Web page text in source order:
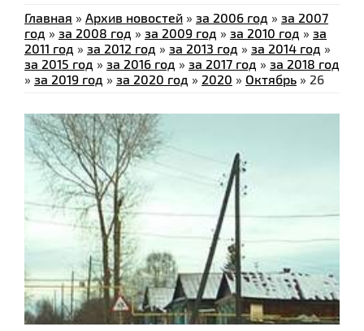
Главная » Архив новостей » за 2006 год » за 2007
год » за 2008 год » за 2009 год » за 2010 год » за
2011 год » за 2012 год » за 2013 год » за 2014 год »
за 2015 год » за 2016 год » за 2017 год » за 2018 год
» за 2019 год » за 2020 год » 2020 » Октябрь » 26